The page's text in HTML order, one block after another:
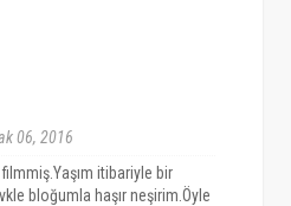
06, 2016
itibariyle bir
bloğumla haşır neşirim.Öyle